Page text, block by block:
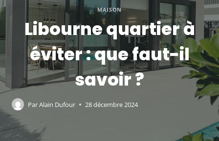
MAISON
Libourne quartier à
éviter : que faut-il
savoir ?
ParAlain Dufour 28 décembre 2024